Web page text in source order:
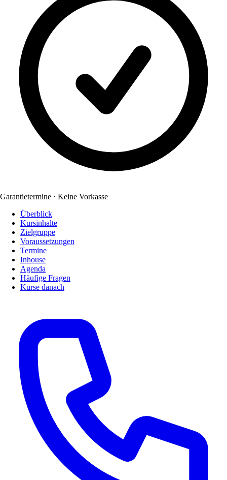
Garantietermine · Keine Vorkasse
Überblick
Kursinhalte
Zielgruppe
Voraussetzungen
Termine
Inhouse
Agenda
Häufige Fragen
Kurse danach